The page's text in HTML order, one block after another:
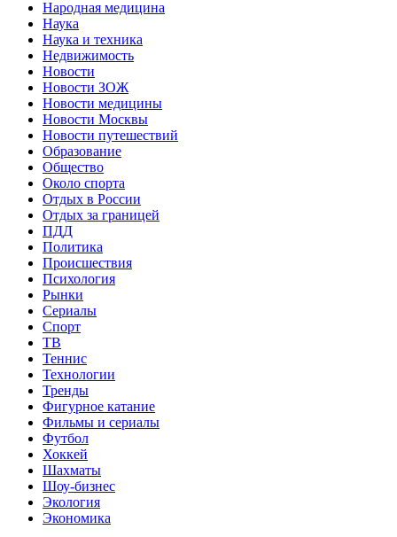
Народная медицина
Наука
Наука и техника
Недвижимость
Новости
Новости ЗОЖ
Новости медицины
Новости Москвы
Новости путешествий
Образование
Общество
Около спорта
Отдых в России
Отдых за границей
ПДД
Политика
Происшествия
Психология
Рынки
Сериалы
Спорт
ТВ
Теннис
Технологии
Тренды
Фигурное катание
Фильмы и сериалы
Футбол
Хоккей
Шахматы
Шоу-бизнес
Экология
Экономика